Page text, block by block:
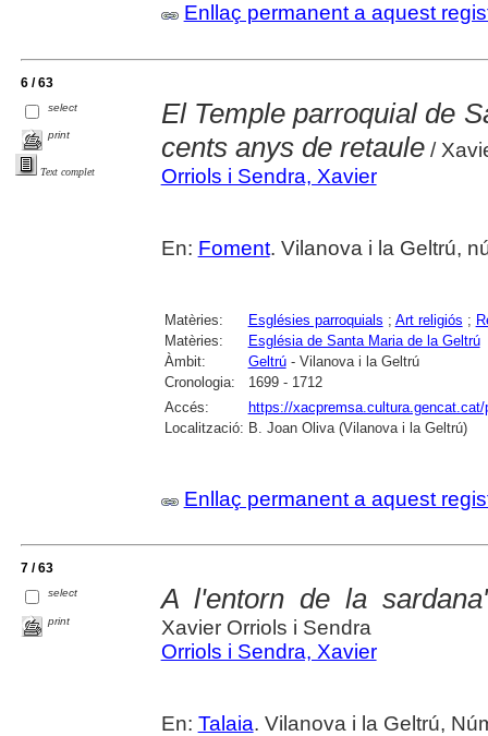
Enllaç permanent a aquest
6 / 63
select
print
Text complet
El Temple parroquial de
cents anys de retaule/
Orriols i Sendra, Xavier
En: Foment. Vilanova i la Geltrú,
Matèries: Esglésies parroquials ; Art religiós ;
Matèries:
Església de Santa Maria de la Geltrú
Àmbit:
Geltrú- Vilanova i la Geltrú
Cronologia:
1699 - 1712
Accés:
https://xacpremsa.cultura.gencat.cat/
Localització: B. Joan Oliva (Vilanova i la Geltrú)
Enllaç permanent a aquest
7 / 63
select
print
A l'entorn de la
Xavier Orriols i Sendra
Orriols i Sendra, Xavier
En: Talaia. Vilanova i la Geltrú,